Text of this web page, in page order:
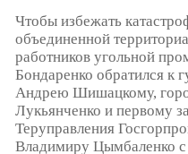
Чтобы избежать
объединенной
работников угольной
Бондаренко обратился к
Андрею Шишацкому,
Лукьянченко и первому
Теруправления
Владимиру Цымбаленко